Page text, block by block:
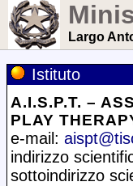
Largo
Istituto
A.I.S.P.T. –
PLAY
e-mail:
indirizzo
sottoindirizzo